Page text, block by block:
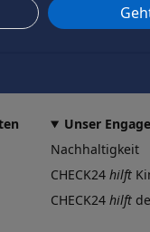
Unser
Nachhaltigkeit
CHECK24 hilft
CHECK24 hilft